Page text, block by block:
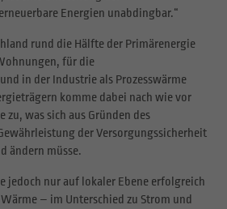
Energien unabdingbar.“
rund die Hälfte der Primärenergie
für die
in der Industrie als Prozesswärme
komme dabei nach wie vor
zu, was sich aus Gründen des
der Versorgungssicherheit
ändern müsse.
jedoch nur auf lokaler Ebene erfolgreich
– im Unterschied zu Strom und